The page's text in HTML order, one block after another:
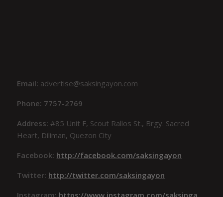
Email: advertise@saksingayon.com
Phone: 7757-2769
Address:#85 Unit F, Scout Rallos St., Brgy. Sacred
Heart, Diliman, Quezon City
Facebook: http://facebook.com/saksingayon
Twitter: http://twitter.com/saksingayon